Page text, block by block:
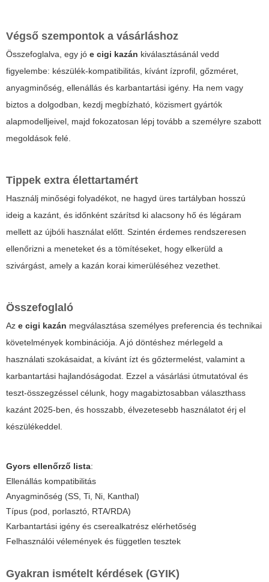
Végső szempontok a vásárláshoz
Összefoglalva, egy jó e cigi kazán kiválasztásánál vedd
figyelembe: készülék-kompatibilitás, kívánt ízprofil, gőzméret,
anyagminőség, ellenállás és karbantartási igény. Ha nem vagy
biztos a dolgodban, kezdj megbízható, közismert gyártók
alapmodelljeivel, majd fokozatosan lépj tovább a személyre szabott
megoldások felé.
Tippek extra élettartamért
Használj minőségi folyadékot, ne hagyd üres tartályban hosszú
ideig a kazánt, és időnként szárítsd ki alacsony hő és légáram
mellett az újbóli használat előtt. Szintén érdemes rendszeresen
ellenőrizni a meneteket és a tömítéseket, hogy elkerüld a
szivárgást, amely a kazán korai kimerüléséhez vezethet.
Összefoglaló
Az e cigi kazán megválasztása személyes preferencia és technikai
követelmények kombinációja. A jó döntéshez mérlegeld a
használati szokásaidat, a kívánt ízt és gőztermelést, valamint a
karbantartási hajlandóságodat. Ezzel a vásárlási útmutatóval és
teszt-összegzéssel célunk, hogy magabiztosabban választhass
kazánt 2025-ben, és hosszabb, élvezetesebb használatot érj el
készülékeddel.
Gyors ellenőrző lista:
Ellenállás kompatibilitás
Anyagminőség (SS, Ti, Ni, Kanthal)
Típus (pod, porlasztó, RTA/RDA)
Karbantartási igény és cserealkatrész elérhetőség
Felhasználói vélemények és független tesztek
Gyakran ismételt kérdések (GYIK)